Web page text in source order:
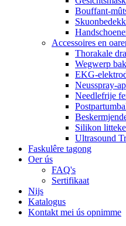
Bouffant-
Accessoires en
Thorakale
Wegwerp
EKG-
Neusspray-
Needlefrije
Silikon
Ultrasound
Faskulêre tagong
Oer ús
FAQ's
Sertifikaat
Nijs
Katalogus
Kontakt mei ús opnimme